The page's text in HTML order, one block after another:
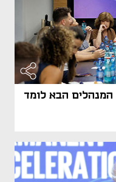
המנהלים הבא לומד